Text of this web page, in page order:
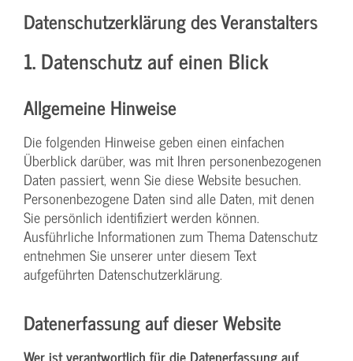
Datenschutzerklärung des Veranstalters
1. Datenschutz auf einen Blick
Allgemeine Hinweise
Die folgenden Hinweise geben einen einfachen
Überblick darüber, was mit Ihren personenbezogenen
Daten passiert, wenn Sie diese Website besuchen.
Personenbezogene Daten sind alle Daten, mit denen
Sie persönlich identifiziert werden können.
Ausführliche Informationen zum Thema Datenschutz
entnehmen Sie unserer unter diesem Text
aufgeführten Datenschutzerklärung.
Datenerfassung auf dieser Website
Wer ist verantwortlich für die Datenerfassung auf